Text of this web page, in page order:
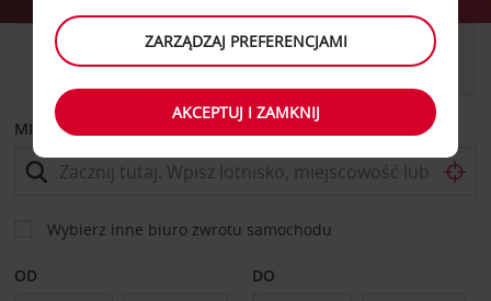
SAMOCHÓD
SAMOCHÓD
DOSTAWCZY
MIEJSCE ODBIORU
Wybierz inne biuro zwrotu samochodu
OD DO
ZARZĄDZAJ PREFERENCJAMI
AKCEPTUJ I ZAMKNIJ